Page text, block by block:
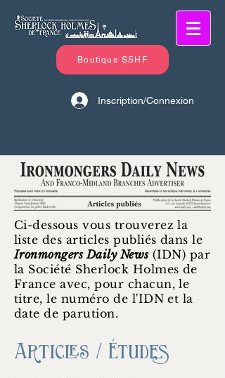
Boutique SSHF
Inscription/Connexion
Ci-dessous vous trouverez la
liste des articles publiés dans le
Ironmongers Daily News(IDN) par
la Société Sherlock Holmes de
France avec, pour chacun, le
titre, le numéro de l'IDN et la
date de parution.
Articles / Études